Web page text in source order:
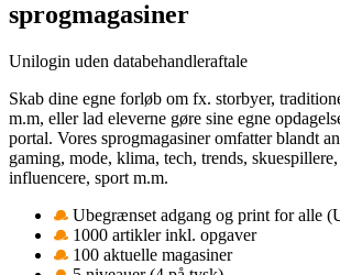
sprogmagasiner
Unilogin uden databehandleraftale
Skab dine egne forløb om fx. storbyer,
m.m, eller lad eleverne gøre sine egne
portal. Vores sprogmagasiner omfatter blandt
gaming, mode, klima, tech, trends, skuespillere,
influencere, sport m.m.
Ubegrænset adgang og print for alle
1000 artikler inkl. opgaver
100 aktuelle magasiner